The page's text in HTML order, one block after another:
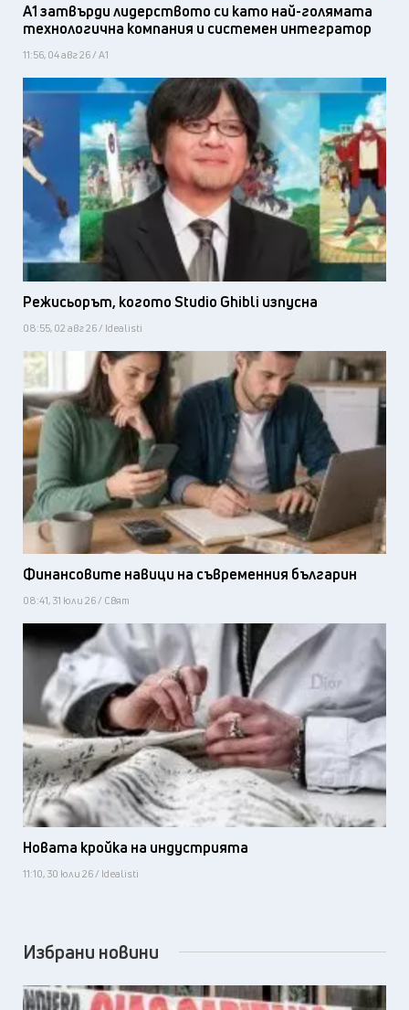
А1 затвърди лидерството си като най-голямата
технологична компания и системен интегратор
11:56, 04 авг 26 / А1
Режисьорът, когото Studio Ghibli изпусна
08:55, 02 авг 26 / Idealisti
Финансовите навици на съвременния българин
08:41, 31 юли 26 / Свят
Новата кройка на индустрията
11:10, 30 юли 26 / Idealisti
Избрани новини